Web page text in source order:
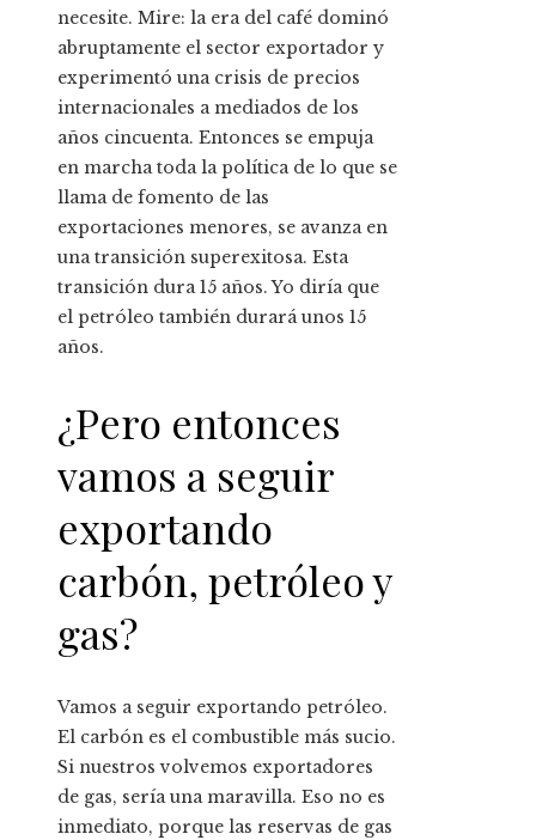
necesite. Mire: la era del café dominó
abruptamente el sector exportador y
experimentó una crisis de precios
internacionales a mediados de los
años cincuenta. Entonces se empuja
en marcha toda la política de lo que se
llama de fomento de las
exportaciones menores, se avanza en
una transición superexitosa. Esta
transición dura 15 años. Yo diría que
el petróleo también durará unos 15
años.
¿Pero entonces
vamos a seguir
exportando
carbón, petróleo y
gas?
Vamos a seguir exportando petróleo.
El carbón es el combustible más sucio.
Si nuestros volvemos exportadores
de gas, sería una maravilla. Eso no es
inmediato, porque las reservas de gas